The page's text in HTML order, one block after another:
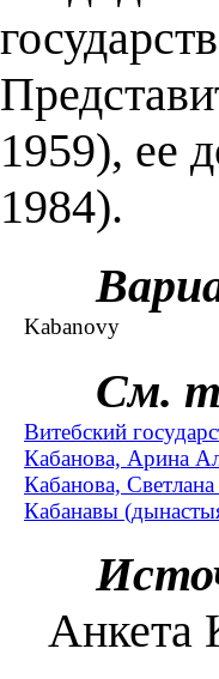
1959), ее
1984).
Kabanovy
См.
Витебский
Кабанова, Арина
Кабанова,
Кабанавы
Анкета